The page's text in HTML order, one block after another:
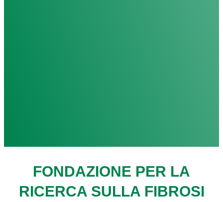
FONDAZIONE PER LA
RICERCA SULLA FIBROSI